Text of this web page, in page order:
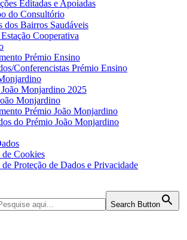
Editadas e Apoiadas
do Consultório
dos Bairros Saudáveis
Cooperativa
Prémio Ensino
Conferencistas Prémio Ensino
Monjardino 2025
Monjardino
Prémio João Monjardino
do Prémio João Monjardino
Cookies
Proteção de Dados e Privacidade
Search Button